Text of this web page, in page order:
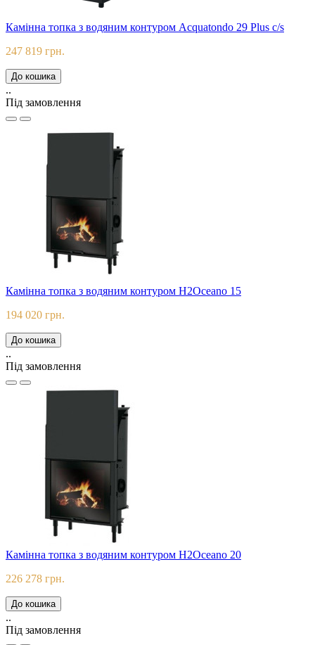
Камінна топка з водяним контуром Acquatondo 29 Plus c/s
247 819 грн.
До кошика
..
Під замовлення
Камінна топка з водяним контуром H2Oceano 15
194 020 грн.
До кошика
..
Під замовлення
Камінна топка з водяним контуром H2Oceano 20
226 278 грн.
До кошика
..
Під замовлення